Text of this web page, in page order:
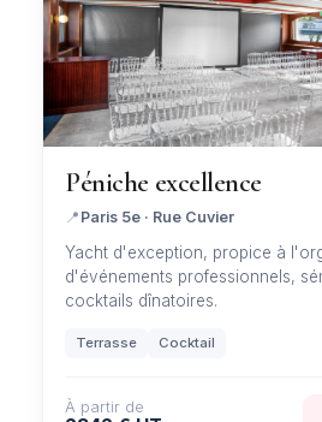
Péniche excellence
📍 Paris 5e · Rue Cuvier
Yacht d'exception, propice à
d'événements professionnels,
cocktails dînatoires.
Terrasse Cocktail
À partir de